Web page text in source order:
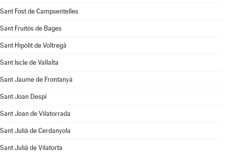
Sant Fost de Campsentelles
Sant Fruitós de Bages
Sant Hipòlit de Voltregà
Sant Iscle de Vallalta
Sant Jaume de Frontanyà
Sant Joan Despí
Sant Joan de Vilatorrada
Sant Julià de Cerdanyola
Sant Julià de Vilatorta